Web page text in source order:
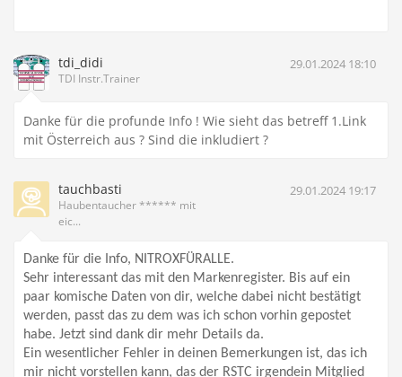
tdi_didi
TDI Instr.Trainer
29.01.2024 18:10
Danke für die profunde Info ! Wie sieht das betreff 1.Link
mit Österreich aus ? Sind die inkludiert ?
tauchbasti
Haubentaucher ****** mit
eic...
29.01.2024 19:17
Danke für die Info, NITROXFÜRALLE.
Sehr interessant das mit den Markenregister. Bis auf ein
paar komische Daten von dir, welche dabei nicht bestätigt
werden, passt das zu dem was ich schon vorhin gepostet
habe. Jetzt sind dank dir mehr Details da.
Ein wesentlicher Fehler in deinen Bemerkungen ist, das ich
mir nicht vorstellen kann, das der RSTC irgendein Mitglied